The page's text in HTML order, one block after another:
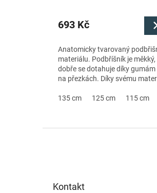
693 Kč
Anatomicky tvarovaný
materiálu. Podbříšník je měkký,
dobře se dotahuje díky
na přezkách. Díky svému
udržovatelný...
135 cm 125 cm 115 cm
Kontakt